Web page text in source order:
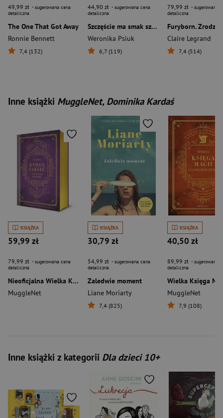
49,99 zł - sugerowana cena
detaliczna
The One That Got Away
Ronnie Bennett
7,4 (132)
44,90 zł - sugerowana cena
detaliczna
Szczęście ma smak szarlotki
Weronika Psiuk
6,7 (119)
79,99 zł - sugerowana
detaliczna
Claire Legrand
7,4 (514)
Inne książki MuggleNet, Dominika Kardaś
KSIĄŻKA
59,99 zł
79,99 zł - sugerowana cena
detaliczna
Nieoficjalna Wielka Księga Zaklęć Harry'ego Pottera. Kompletny przewodnik po zaklęciach dla czarodziejów i czarownic [wyd. 2026, barwione brzegi]
MuggleNet
KSIĄŻKA
30,79 zł
54,99 zł - sugerowana cena
detaliczna
Zaledwie moment
Liane Moriarty
7,4 (825)
KSIĄŻKA
40,50 zł
89,99 zł - sugerowana
detaliczna
MuggleNet
7,9 (108)
Inne książki z kategorii Dla dzieci 10+